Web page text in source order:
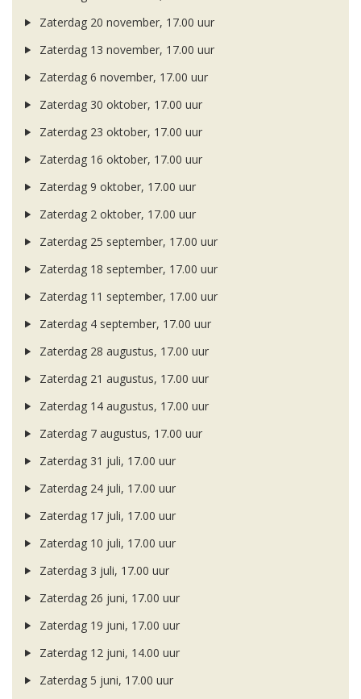
Zaterdag 20 november, 17.00 uur
Zaterdag 13 november, 17.00 uur
Zaterdag 6 november, 17.00 uur
Zaterdag 30 oktober, 17.00 uur
Zaterdag 23 oktober, 17.00 uur
Zaterdag 16 oktober, 17.00 uur
Zaterdag 9 oktober, 17.00 uur
Zaterdag 2 oktober, 17.00 uur
Zaterdag 25 september, 17.00 uur
Zaterdag 18 september, 17.00 uur
Zaterdag 11 september, 17.00 uur
Zaterdag 4 september, 17.00 uur
Zaterdag 28 augustus, 17.00 uur
Zaterdag 21 augustus, 17.00 uur
Zaterdag 14 augustus, 17.00 uur
Zaterdag 7 augustus, 17.00 uur
Zaterdag 31 juli, 17.00 uur
Zaterdag 24 juli, 17.00 uur
Zaterdag 17 juli, 17.00 uur
Zaterdag 10 juli, 17.00 uur
Zaterdag 3 juli, 17.00 uur
Zaterdag 26 juni, 17.00 uur
Zaterdag 19 juni, 17.00 uur
Zaterdag 12 juni, 14.00 uur
Zaterdag 5 juni, 17.00 uur